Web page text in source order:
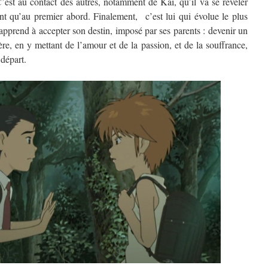
qu’au premier abord. Finalement, c’est lui qui évolue le plus
à accepter son destin, imposé par ses parents : devenir un
en y mettant de l’amour et de la passion, et de la souffrance,